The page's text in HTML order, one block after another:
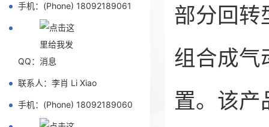
手机：(Phone) 18092189061
QQ：
联系人：李肖 Li Xiao
手机：(Phone) 18092189060
部分回转
组合成气
置。该产